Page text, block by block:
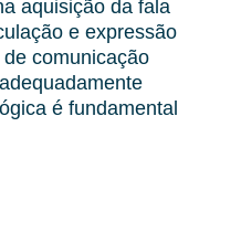
aquisição da fala
e expressão
comunicação
é fundamental